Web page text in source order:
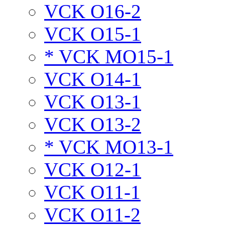
VCK O16-2
VCK O15-1
* VCK MO15-1
VCK O14-1
VCK O13-1
VCK O13-2
* VCK MO13-1
VCK O12-1
VCK O11-1
VCK O11-2